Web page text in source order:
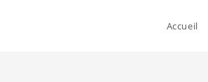
Accueil